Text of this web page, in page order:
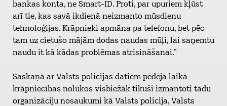
bankas konta, ne Smart-ID. Proti, par upuriem kļūst
arī tie, kas savā ikdienā neizmanto mūsdienu
tehnoloģijas. Krāpnieki apmāna pa telefonu, bet pēc
tam uz cietušo mājām dodas naudas mūļi, lai saņemtu
naudu it kā kādas problēmas atrisināšanai.”
Saskaņā ar Valsts policijas datiem pēdējā laikā
krāpniecības nolūkos visbiežāk tikuši izmantoti tādu
organizāciju nosaukumi kā Valsts policija, Valsts